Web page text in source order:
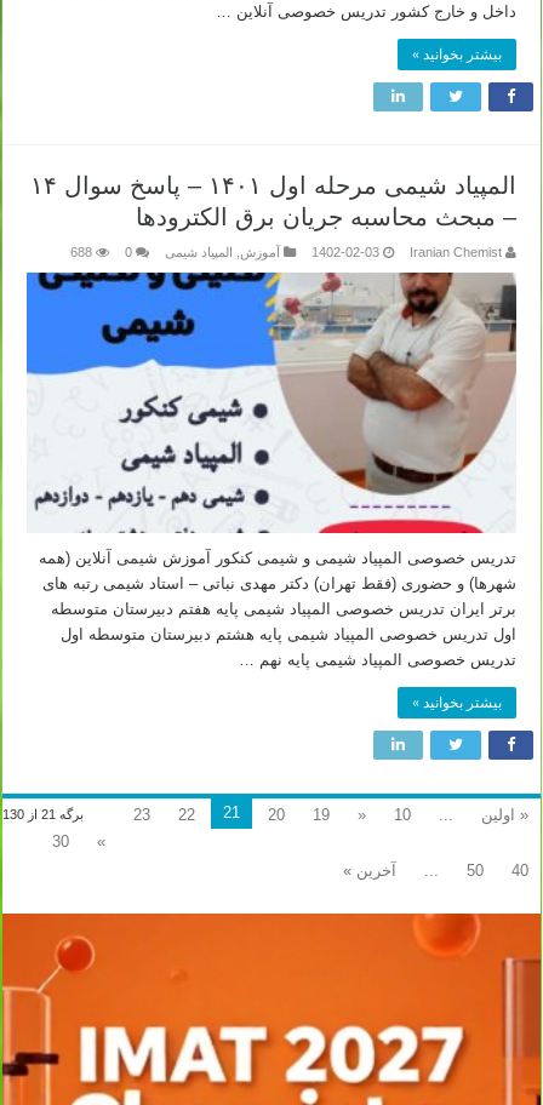
داخل و خارج کشور تدریس خصوصی آنلاین …
بیشتر بخوانید »
المپیاد شیمی مرحله اول ۱۴۰۱ – پاسخ سوال ۱۴
– مبحث محاسبه جریان برق الکترودها
Iranian Chemist
1402-02-03 آموزش المپیاد شیمی 0
688
تدریس خصوصی المپیاد شیمی و شیمی کنکور آموزش شیمی آنلاین (همه
شهرها) و حضوری (فقط تهران) دکتر مهدی نباتی – استاد شیمی رتبه های
برتر ایران تدریس خصوصی المپیاد شیمی پایه هفتم دبیرستان متوسطه
اول تدریس خصوصی المپیاد شیمی پایه هشتم دبیرستان متوسطه اول
تدریس خصوصی المپیاد شیمی پایه نهم …
بیشتر بخوانید »
برگه 21 از 130 « اولین 10
«
19
20
21
22
23
»
30
40
50 آخرین »